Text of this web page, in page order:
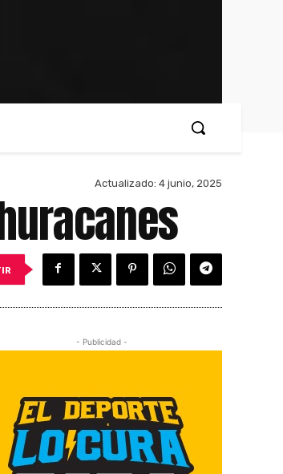
Actualizado: 4 junio, 2025
- Publicidad -